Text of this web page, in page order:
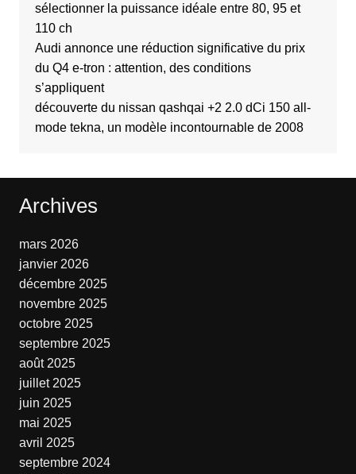
sélectionner la puissance idéale entre 80, 95 et
110 ch
Audi annonce une réduction significative du prix
du Q4 e-tron : attention, des conditions
s’appliquent
découverte du nissan qashqai +2 2.0 dCi 150 all-
mode tekna, un modèle incontournable de 2008
Archives
mars 2026
janvier 2026
décembre 2025
novembre 2025
octobre 2025
septembre 2025
août 2025
juillet 2025
juin 2025
mai 2025
avril 2025
septembre 2024